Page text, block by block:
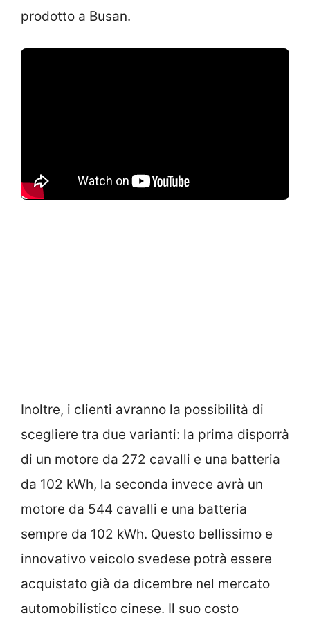
prodotto a Busan.
Inoltre, i clienti avranno la possibilità di
scegliere tra due varianti: la prima disporrà
di un motore da 272 cavalli e una batteria
da 102 kWh, la seconda invece avrà un
motore da 544 cavalli e una batteria
sempre da 102 kWh. Questo bellissimo e
innovativo veicolo svedese potrà essere
acquistato già da dicembre nel mercato
automobilistico cinese. Il suo costo